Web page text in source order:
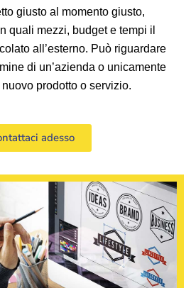
giusto al momento giusto,
quali mezzi, budget e tempi il
all’esterno. Può riguardare
di un’azienda o unicamente
prodotto o servizio.
adesso